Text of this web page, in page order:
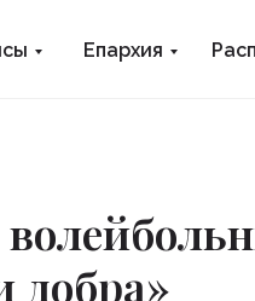
Епархия
добра»